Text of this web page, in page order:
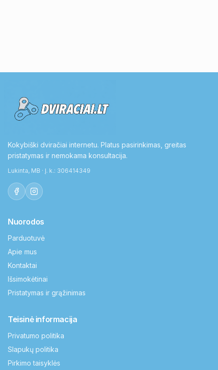
Kokybiški dviračiai internetu. Platus pasirinkimas, greitas
pristatymas ir nemokama konsultacija.
Lukinta, MB · Į. k.: 306414349
Nuorodos
Parduotuvė
Apie mus
Kontaktai
Išsimokėtinai
Pristatymas ir grąžinimas
Teisinė informacija
Privatumo politika
Slapukų politika
Pirkimo taisyklės